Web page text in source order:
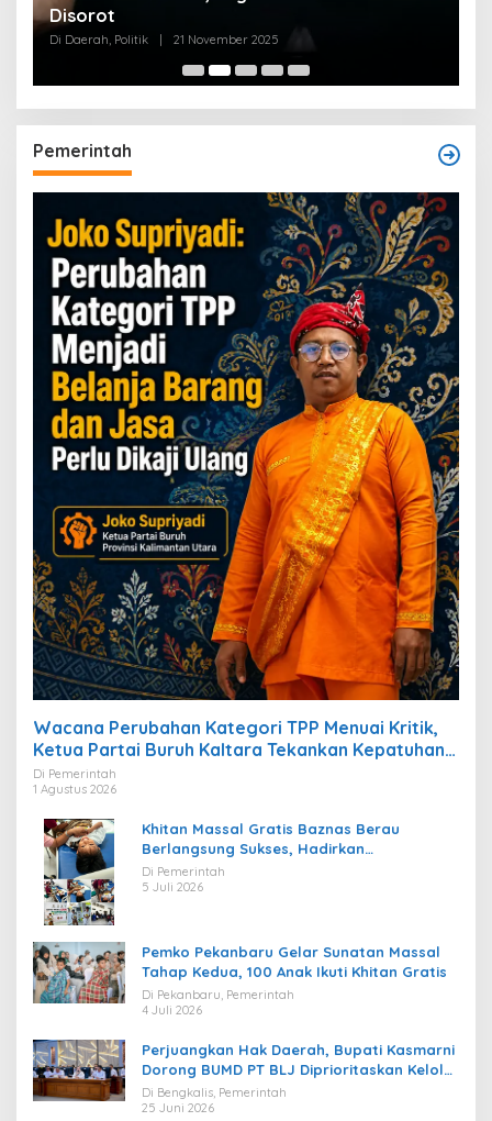
Disorot
Di Daerah, Politik 21 November 2025
Pemerintah
Wacana Perubahan Kategori TPP Menuai Kritik,
Ketua Partai Buruh Kaltara Tekankan Kepatuhan
Regulasi
Di Pemerintah
1 Agustus 2026
Khitan Massal Gratis Baznas Berau
Berlangsung Sukses, Hadirkan
Kebahagiaan bagi Puluhan Anak
Di Pemerintah
5 Juli 2026
Pemko Pekanbaru Gelar Sunatan Massal
Tahap Kedua, 100 Anak Ikuti Khitan Gratis
Di Pekanbaru, Pemerintah
4 Juli 2026
Perjuangkan Hak Daerah, Bupati Kasmarni
Dorong BUMD PT BLJ Diprioritaskan Kelola
Migas
Di Bengkalis, Pemerintah
25 Juni 2026